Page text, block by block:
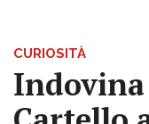
CURIOSITÀ
Indovina